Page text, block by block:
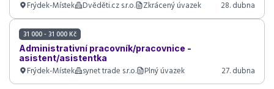
Frýdek-Místek Dvěděti.cz s.r.o. Zkrácený úvazek 28. dubna
31 000 - 31 000 Kč
Administrativní pracovník/pracovnice -
asistent/asistentka
Frýdek-Místek synet trade s.r.o. Plný úvazek 27. dubna